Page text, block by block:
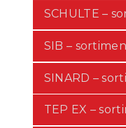
SCHULTE –
SIB –
SINARD –
TEP EX –